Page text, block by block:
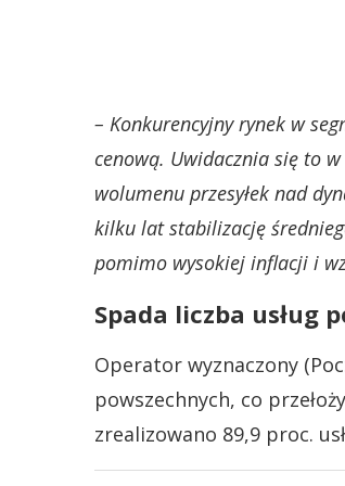
– Konkurencyjny rynek w
cenową. Uwidacznia się to
wolumenu przesyłek nad
kilku lat stabilizację
pomimo wysokiej inflacji i
Spada liczba usług
Operator wyznaczony
powszechnych, co
zrealizowano 89,9 proc.